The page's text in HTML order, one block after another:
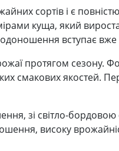
сортів і є
куща, який
вступає вже
протягом сезону.
смакових якостей.
зі світло-
високу